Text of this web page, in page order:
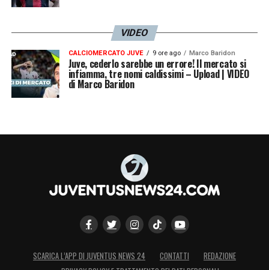
VIDEO
CALCIOMERCATO JUVE 9 ore ago Marco Baridon
Juve, cederlo sarebbe un errore! Il mercato si
infiamma, tre nomi caldissimi – Upload | VIDEO
di Marco Baridon
SCARICA L’APP DI JUVENTUS NEWS 24 CONTATTI
REDAZIONE